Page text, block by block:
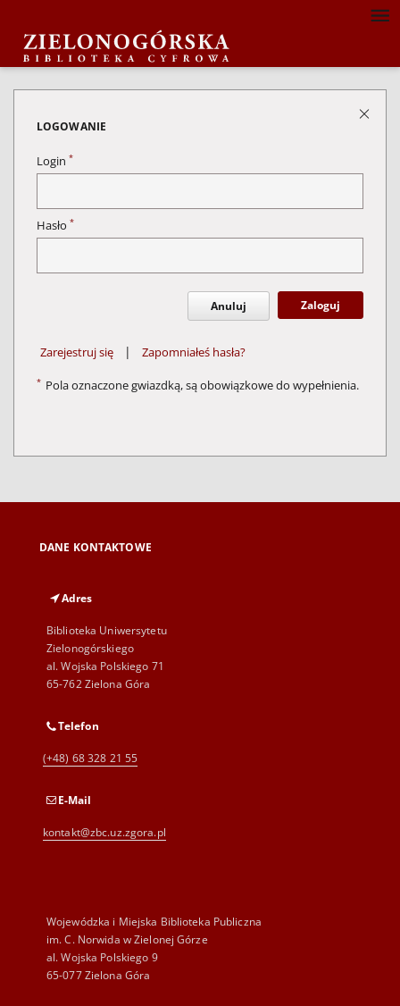
LOGOWANIE
Login *
Hasło *
Anuluj Zaloguj
Zarejestruj się | Zapomniałeś hasła?
* Pola oznaczone gwiazdką, są obowiązkowe do wypełnienia.
DANE KONTAKTOWE
Adres
Biblioteka Uniwersytetu
Zielonogórskiego
al. Wojska Polskiego 71
65-762 Zielona Góra
Telefon
(+48) 68 328 21 55
E-Mail
kontakt@zbc.uz.zgora.pl
Wojewódzka i Miejska Biblioteka Publiczna
im. C. Norwida w Zielonej Górze
al. Wojska Polskiego 9
65-077 Zielona Góra